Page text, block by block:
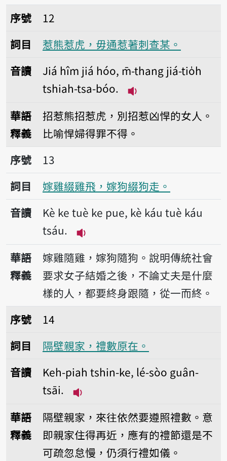
序號12惹熊惹虎，毋通惹著刺查某。
序號
12
詞目
惹熊惹虎，毋通惹著刺查某。
音讀
Jiá hîm jiá hóo, m̄-thang jiá-tio̍h
tshiah-tsa-bóo.
華語
釋義
招惹熊招惹虎，別招惹凶悍的女人。
比喻悍婦得罪不得。
序號13嫁雞綴雞飛，嫁狗綴狗走。
序號
13
詞目
嫁雞綴雞飛，嫁狗綴狗走。
音讀
Kè ke tuè ke pue, kè káu tuè káu
tsáu.
播放音讀Kè ke tuè ke pue, kè
華語
釋義
嫁雞隨雞，嫁狗隨狗。說明傳統社會
要求女子結婚之後，不論丈夫是什麼
樣的人，都要終身跟隨，從一而終。
序號14隔壁親家，禮數原在。
序號
14
詞目
隔壁親家，禮數原在。
音讀
Keh-piah tshin-ke, lé-sòo guân-
tsāi.
華語
釋義
隔壁親家，來往依然要遵照禮數。意
即親家住得再近，應有的禮節還是不
可疏忽怠慢，仍須行禮如儀。